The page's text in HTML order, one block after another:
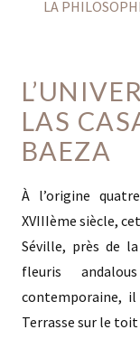
LA
LAS
BAEZA
À l’origine
XVIIIème siècle,
Séville, près de
fleuris
contemporaine,
Terrasse sur le